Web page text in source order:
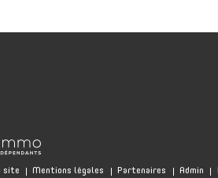
site Mentions légales Partenaires Admin